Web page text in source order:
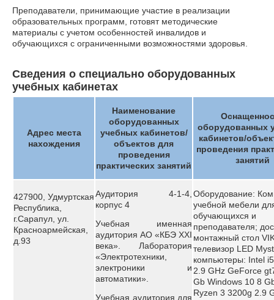
Преподаватели, принимающие участие в реализации
образовательных программ, готовят методические
материалы с учетом особенностей инвалидов и
обучающихся с ограниченными возможностями здоровья.
Сведения о специально оборудованных
учебных кабинетах
Адрес места
нахождения
Наименование
оборудованных
учебных кабинетов/
объектов для
проведения
практических занятий
оборудованных
кабинетов/
проведения
занятий
427900, Удмуртская
Республика,
г.Сарапул, ул.
Красноармейская,
д.93
Аудитория 4-1-4,
корпус 4
Учебная именная
аудитория АО «КБЭ XXI
века». Лаборатория
«Электротехники,
электроники и
автоматики».
Учебная аудитория для
Оборудование:
учебной мебели
обучающихся и
преподавателя;
монтажный стол
телевизор LED
компьютеры: Intel
2.9 GHz GeForce
Gb Windows 10 8
Ryzen 3 3200g 2.9